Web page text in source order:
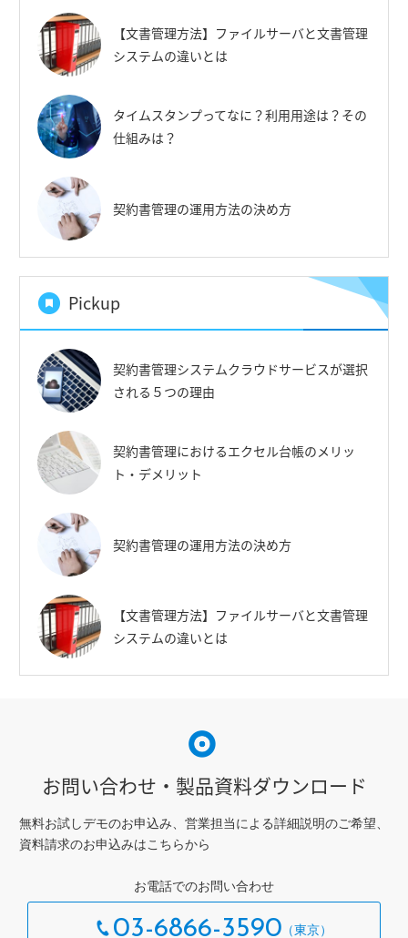
【文書管理方法】ファイルサーバと文書管理
システムの違いとは
タイムスタンプってなに？利用用途は？その
仕組みは？
契約書管理の運用方法の決め方
Pickup
契約書管理システムクラウドサービスが選択
される５つの理由
契約書管理におけるエクセル台帳のメリッ
ト・デメリット
契約書管理の運用方法の決め方
【文書管理方法】ファイルサーバと文書管理
システムの違いとは
お問い合わせ・製品資料ダウンロード
無料お試しデモのお申込み、営業担当による詳細説明のご希望、
資料請求のお申込みはこちらから
お電話でのお問い合わせ
03-6866-3590